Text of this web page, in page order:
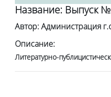
Название: Выпуск
Автор: Администрация
Описание:
Литературно-